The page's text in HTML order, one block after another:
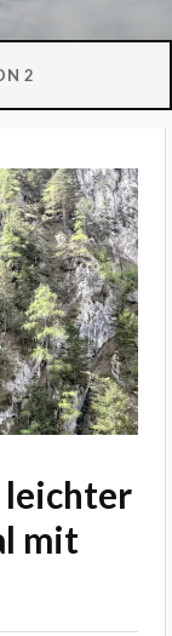
2
leichter
mit